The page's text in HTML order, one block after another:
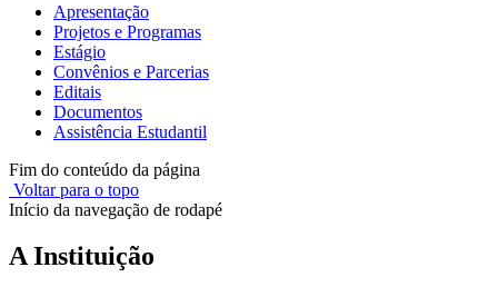
Apresentação
Projetos e Programas
Estágio
Convênios e Parcerias
Editais
Documentos
Assistência Estudantil
Fim do conteúdo da página
Voltar para o topo
Início da navegação de rodapé
A Instituição